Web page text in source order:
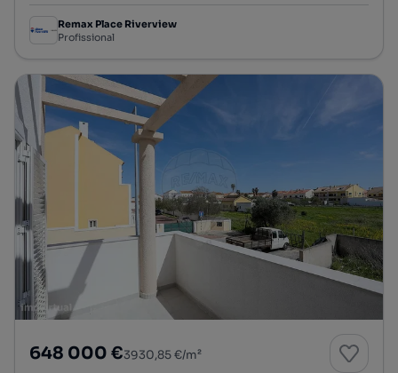
Remax Place Riverview
Profissional
648 000 €3930,85 €/m²